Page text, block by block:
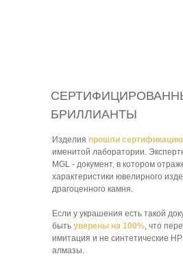
БРИЛЛИАНТЫ
Изделия прошли сертификацию
именитой лаборатории.
MGL - документ, в котором
характеристики ювелирного
драгоценного камня.
Если у украшения есть такой
быть уверены на 100% , что
имитация и не синтетические
алмазы.